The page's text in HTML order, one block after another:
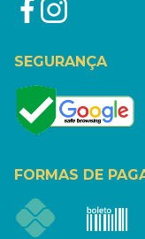
SEGURANÇA
FORMAS DE